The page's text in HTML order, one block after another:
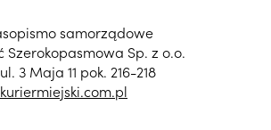
samorządowe
Szerokopasmowa Sp. z o.o.
3 Maja 11 pok. 216-218